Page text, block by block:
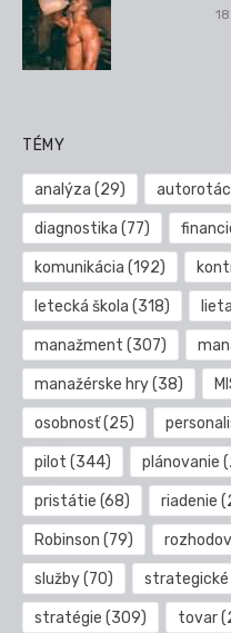
TÉMY
analýza (29)
diagnostika (77)
komunikácia (192)
letecká škola (318)
manažment (307)
manažérske hry(38)
osobnosť(25)
pilot (344) plánovanie
pristátie (68) riadenie
Robinson (79)
služby(70) strategické
stratégie (309) tovar